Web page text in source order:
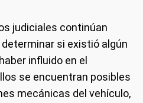
judiciales continúan
si existió algún
influido en el
se encuentran posibles
mecánicas del vehículo,